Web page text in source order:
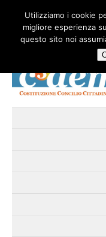
HOME CHI SIAMO LA
AREE TEMATICHE
Utilizziamo i cookie
migliore esperienza
questo sito noi